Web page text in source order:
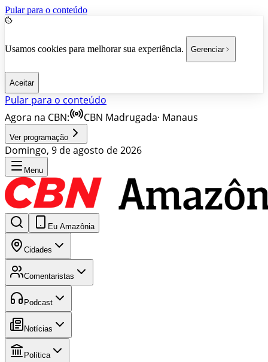
Pular para o conteúdo
Usamos cookies para melhorar sua experiência. Gerenciar
Aceitar
Pular para o conteúdo
Agora na CBN:
CBN Madrugada· Manaus
Ver programação
Domingo, 9 de agosto de 2026
Menu
Eu Amazônia
Cidades
Comentaristas
Podcast
Notícias
Política